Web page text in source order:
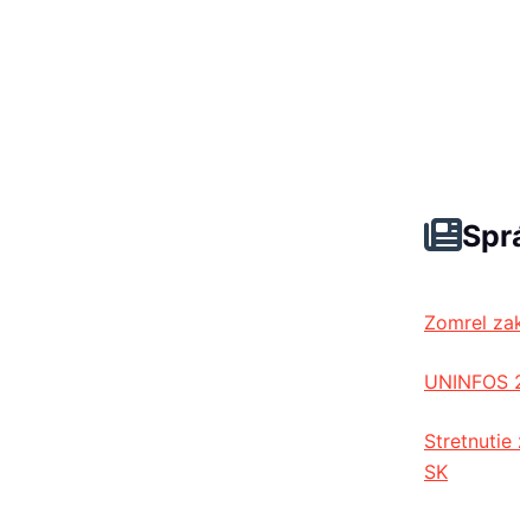
Zomrel
Stretnutie
SK